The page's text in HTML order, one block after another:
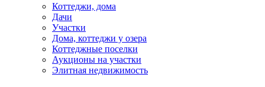
Коттеджи, дома
Дачи
Участки
Дома, коттеджи у озера
Коттеджные поселки
Аукционы на участки
Элитная недвижимость